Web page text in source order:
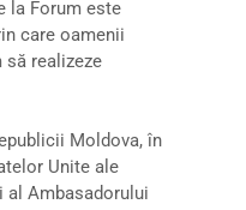
la Forum este
care oamenii
realizeze
Moldova, în
Unite ale
al Ambasadorului